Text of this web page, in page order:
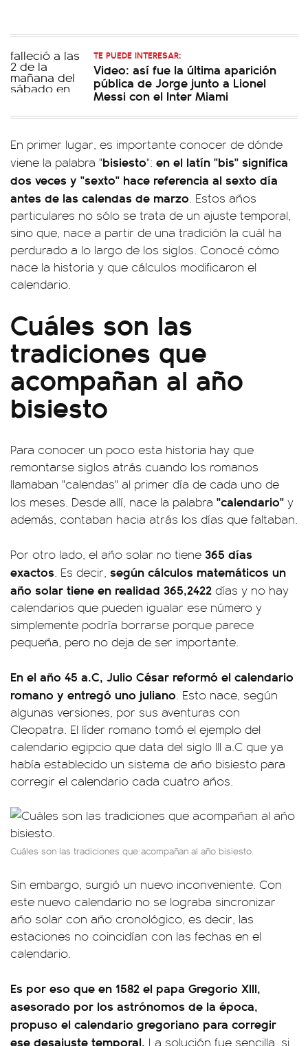
TE PUEDE INTERESAR:
Video: así fue la última aparición
pública de Jorge junto a Lionel
Messi con el Inter Miami
En primer lugar, es importante conocer de dónde
viene la palabra "bisiesto": en el latín "bis" significa
dos veces y "sexto" hace referencia al sexto día
antes de las calendas de marzo. Estos años
particulares no sólo se trata de un ajuste temporal,
sino que, nace a partir de una tradición la cuál ha
perdurado a lo largo de los siglos. Conocé cómo
nace la historia y que cálculos modificaron el
calendario.
Cuáles son las
tradiciones que
acompañan al año
bisiesto
Para conocer un poco esta historia hay que
remontarse siglos atrás cuando los romanos
llamaban "calendas" al primer día de cada uno de
los meses. Desde allí, nace la palabra "calendario" y
además, contaban hacia atrás los días que faltaban.
Por otro lado, el año solar no tiene 365 días
exactos. Es decir, según cálculos matemáticos un
año solar tiene en realidad 365,2422 días y no hay
calendarios que pueden igualar ese número y
simplemente podría borrarse porque parece
pequeña, pero no deja de ser importante.
En el año 45 a.C, Julio César reformó el calendario
romano y entregó uno juliano. Esto nace, según
algunas versiones, por sus aventuras con
Cleopatra. El líder romano tomó el ejemplo del
calendario egipcio que data del siglo III a.C que ya
había establecido un sistema de año bisiesto para
corregir el calendario cada cuatro años.
Cuáles son las tradiciones que acompañan al año bisiesto.
Sin embargo, surgió un nuevo inconveniente. Con
este nuevo calendario no se lograba sincronizar
año solar con año cronológico, es decir, las
estaciones no coincidían con las fechas en el
calendario.
Es por eso que en 1582 el papa Gregorio XIII,
asesorado por los astrónomos de la época,
propuso el calendario gregoriano para corregir
ese desajuste temporal. La solución fue sencilla, si